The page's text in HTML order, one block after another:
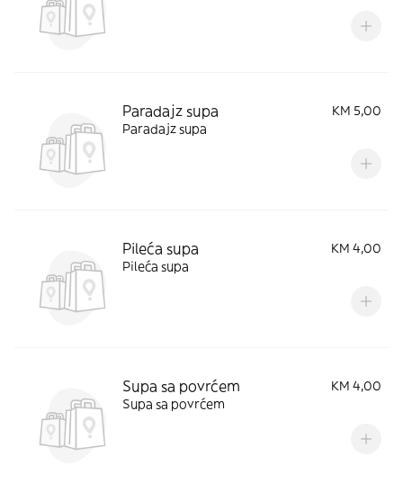
Paradajz supa
KM 5,00
Paradajz supa
Pileća supa
KM 4,00
Pileća supa
Supa sa povrćem
KM 4,00
Supa sa povrćem